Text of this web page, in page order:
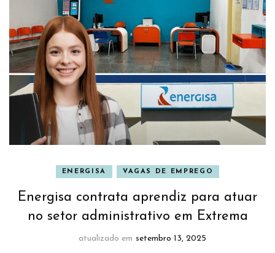
ENERGISA VAGAS DE EMPREGO
Energisa contrata aprendiz para atuar
no setor administrativo em Extrema
atualizado em setembro 13, 2025